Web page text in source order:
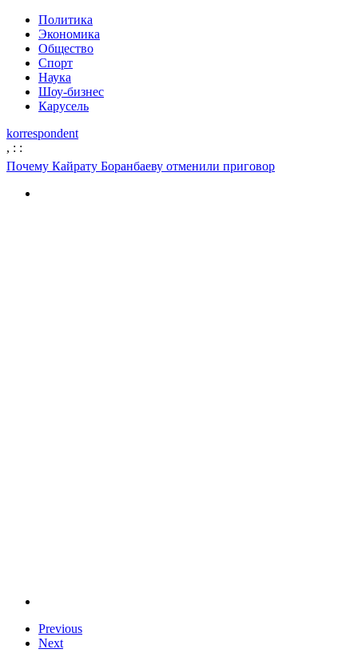
Политика
Экономика
Общество
Спорт
Наука
Шоу-бизнес
Карусель
korrespondent
, : :
Почему Кайрату Боранбаеву отменили приговор
Previous
Next